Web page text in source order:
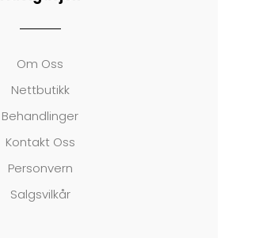
Om Oss
Nettbutikk
Behandlinger
Kontakt Oss
Personvern
Salgsvilkår